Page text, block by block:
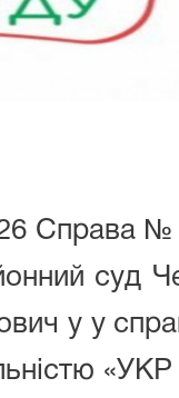
Справа №
суд
у у